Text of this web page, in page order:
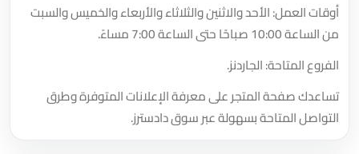
أوقات العمل: الأحد والاثنين والثلاثاء والأربعاء والخميس والسبت
من الساعة 10:00 صباحًا حتى الساعة 7:00 مساءً.
الفروع المتاحة: الجاردنز.
تساعدك صفحة المتجر على معرفة الإعلانات المتوفرة وطرق
التواصل المتاحة بسهولة عبر سوق دادسترز.